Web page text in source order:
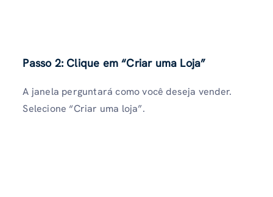
Passo 2: Clique em “Criar uma Loja”
A janela perguntará como você deseja vender.
Selecione “Criar uma loja”.